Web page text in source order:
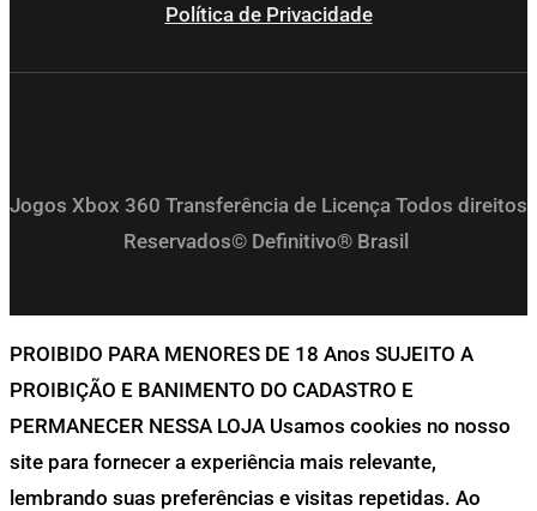
Política de Privacidade
Jogos Xbox 360 Transferência de Licença Todos direitos
Reservados© Definitivo® Brasil
PROIBIDO PARA MENORES DE 18 Anos SUJEITO A
PROIBIÇÃO E BANIMENTO DO CADASTRO E
PERMANECER NESSA LOJA Usamos cookies no nosso
site para fornecer a experiência mais relevante,
lembrando suas preferências e visitas repetidas. Ao